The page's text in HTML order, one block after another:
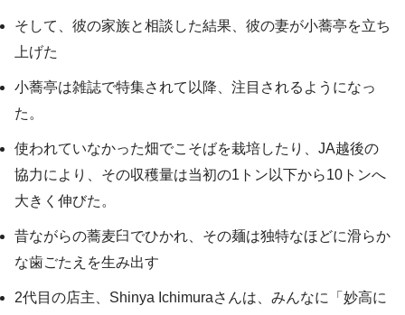
そして、彼の家族と相談した結果、彼の妻が小蕎亭を立ち
上げた
小蕎亭は雑誌で特集されて以降、注目されるようになっ
た。
使われていなかった畑でこそばを栽培したり、JA越後の
協力により、その収穫量は当初の1トン以下から10トンへ
大きく伸びた。
昔ながらの蕎麦臼でひかれ、その麺は独特なほどに滑らか
な歯ごたえを生み出す
2代目の店主、Shinya Ichimuraさんは、みんなに「妙高に